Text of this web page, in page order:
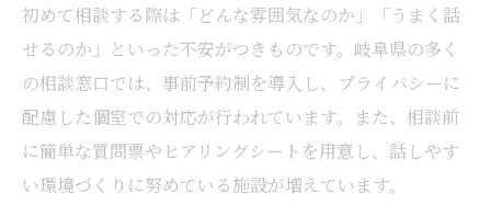
初めて相談する際は「どんな雰囲気なのか」「うまく話
せるのか」といった不安がつきものです。岐阜県の多く
の相談窓口では、事前予約制を導入し、プライバシーに
配慮した個室での対応が行われています。また、相談前
に簡単な質問票やヒアリングシートを用意し、話しやす
い環境づくりに努めている施設が増えています。